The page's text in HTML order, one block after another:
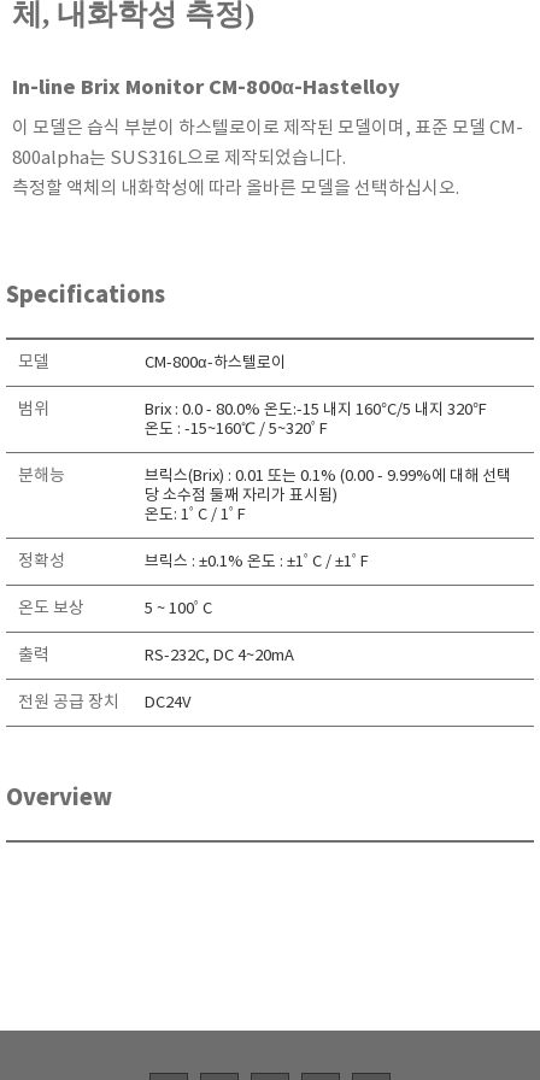
KETT
KYORITSU
Martens (GHM Group)
MEIJI TECHNO
Milwaukee Instruments
OCEANUS
OKANO WORKS
PEAK TECH
PESOLA
Pyxis
RIXEN
SaveCoat
Schaller (Humimeter)
Sensortechnikk Meinsberg
SHINYEI TECHNOLOGY
SONIC CORPORATION
체, 내화학성 측정)
In-line Brix Monitor CM-800α-Hastelloy
이 모델은 습식 부분이 하스텔로이로 제작된 모델이며, 표준 모델 CM-
800alpha는 SUS316L으로 제작되었습니다.
측정할 액체의 내화학성에 따라 올바른 모델을 선택하십시오.
Specifications
모델 CM-800α-하스텔로이
범위
Brix : 0.0 - 80.0% 온도:-15 내지 160°C/5 내지 320°F
온도 : -15~160℃ / 5~320ﾟF
분해능
브릭스(Brix) : 0.01 또는 0.1% (0.00 - 9.99%에 대해 선택
당 소수점 둘째 자리가 표시됨)
온도: 1ﾟC / 1ﾟF
정확성 브릭스 : ±0.1% 온도 : ±1ﾟC / ±1ﾟF
온도 보상 5 ~ 100ﾟC
출력 RS-232C, DC 4~20mA
전원 공급 장치 DC24V
Overview